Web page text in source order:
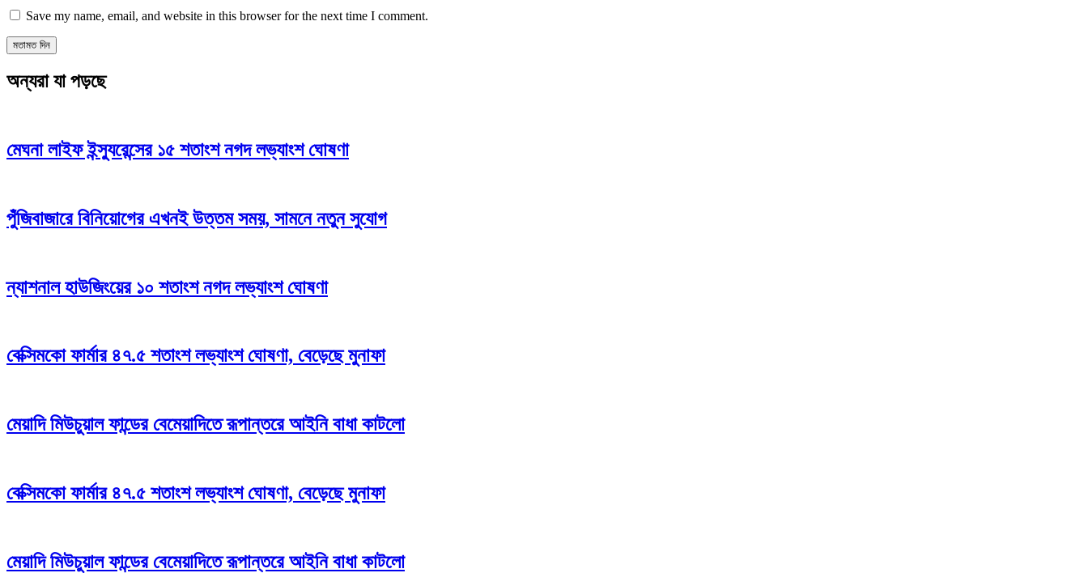
Save my name, email, and website in this browser for the next time I comment.
অন্যরা যা পড়ছে
মেঘনা লাইফ ইন্স্যুরেন্সের ১৫ শতাংশ নগদ লভ্যাংশ ঘোষণা
পুঁজিবাজারে বিনিয়োগের এখনই উত্তম সময়, সামনে নতুন সুযোগ
ন্যাশনাল হাউজিংয়ের ১০ শতাংশ নগদ লভ্যাংশ ঘোষণা
বেক্সিমকো ফার্মার ৪৭.৫ শতাংশ লভ্যাংশ ঘোষণা, বেড়েছে মুনাফা
মেয়াদি মিউচুয়াল ফান্ডের বেমেয়াদিতে রূপান্তরে আইনি বাধা কাটলো
বেক্সিমকো ফার্মার ৪৭.৫ শতাংশ লভ্যাংশ ঘোষণা, বেড়েছে মুনাফা
মেয়াদি মিউচুয়াল ফান্ডের বেমেয়াদিতে রূপান্তরে আইনি বাধা কাটলো